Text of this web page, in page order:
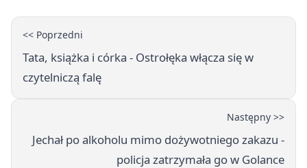
<< Poprzedni
Tata, książka i córka - Ostrołęka włącza się w
czytelniczą falę
Następny >>
Jechał po alkoholu mimo dożywotniego zakazu -
policja zatrzymała go w Golance